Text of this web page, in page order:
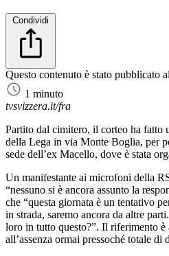
Condividi
Questo contenuto è stato pubblicato al
1 minuto
tvsvizzera.it/fra
Partito dal cimitero, il corteo ha fatto
della Lega in via Monte Boglia, per
sede dell’ex Macello, dove è stata
Un manifestante ai microfoni della
“nessuno si è ancora assunto la
che “questa giornata è un tentativo
in strada, saremo ancora da altre
loro in tutto questo?”. Il riferimento
all’assenza ormai pressoché totale di